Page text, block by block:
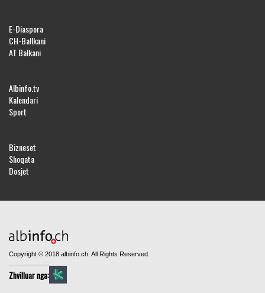
E-Diaspora
CH-Ballkani
AT Balkani
Albinfo.tv
Kalendari
Sport
Bizneset
Shoqata
Dosjet
Copyright © 2018 albinfo.ch. All Rights Reserved.
Zhvilluar nga: